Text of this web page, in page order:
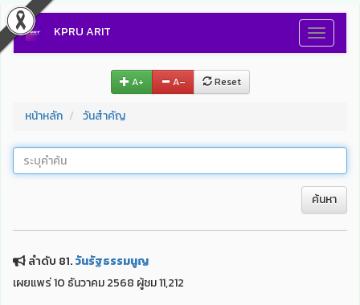
Toggle
KPRU ARIT
A+ A– Reset
หน้าหลัก วันสำคัญ
ค้นหา
ลำดับ 81.วันรัฐธรรมนูญ
เผยแพร่ 10 ธันวาคม 2568 ผู้ชม 11,212